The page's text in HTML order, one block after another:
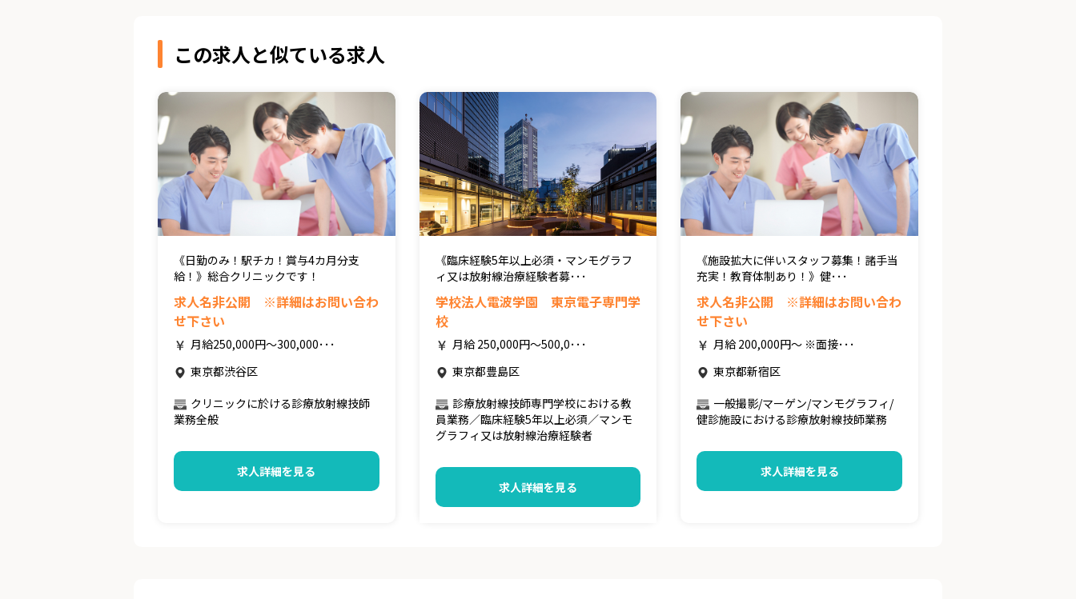
この求人と似ている求人
《日勤のみ！駅チカ！賞与4カ月分支
給！》総合クリニックです！
求人名非公開 ※詳細はお問い合わ
せ下さい
月給250,000円～300,000･･･
東京都渋谷区
クリニックに於ける診療放射線技師
業務全般
求人詳細を見る
《臨床経験5年以上必須・マンモグラフ
ィ又は放射線治療経験者募･･･
学校法人電波学園 東京電子専門学
校
月給 250,000円～500,0･･･
東京都豊島区
診療放射線技師専門学校における教
員業務／臨床経験5年以上必須／マンモ
グラフィ又は放射線治療経験者
求人詳細を見る
《施設拡大に伴いスタッフ募集！諸手当
充実！教育体制あり！》健･･･
求人名非公開 ※詳細はお問い合わ
せ下さい
月給 200,000円～ ※面接･･･
東京都新宿区
一般撮影/マーゲン/マンモグラフィ/
健診施設における診療放射線技師業務
求人詳細を見る